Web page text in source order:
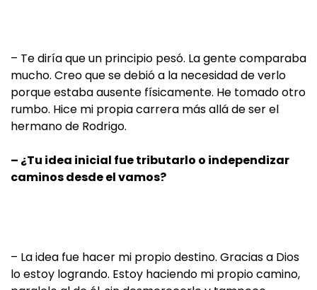
– Te diría que un principio pesó. La gente comparaba
mucho. Creo que se debió a la necesidad de verlo
porque estaba ausente físicamente. He tomado otro
rumbo. Hice mi propia carrera más allá de ser el
hermano de Rodrigo.
– ¿Tu idea inicial fue tributarlo o independizar
caminos desde el vamos?
– La idea fue hacer mi propio destino. Gracias a Dios
lo estoy logrando. Estoy haciendo mi propio camino,